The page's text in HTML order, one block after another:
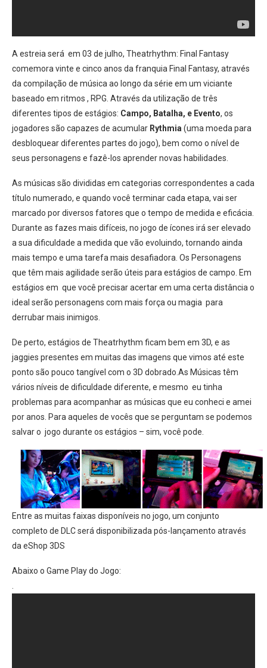
A estreia será em 03 de julho, Theatrhythm: Final Fantasy
comemora vinte e cinco anos da franquia Final Fantasy, através
da compilação de música ao longo da série em um viciante
baseado em ritmos , RPG. Através da utilização de três
diferentes tipos de estágios: Campo, Batalha, e Evento, os
jogadores são capazes de acumular Rythmia (uma moeda para
desbloquear diferentes partes do jogo), bem como o nível de
seus personagens e fazê-los aprender novas habilidades.
As músicas são divididas em categorias correspondentes a cada
título numerado, e quando você terminar cada etapa, vai ser
marcado por diversos fatores que o tempo de medida e eficácia.
Durante as fazes mais difíceis, no jogo de ícones irá ser elevado
a sua dificuldade a medida que vão evoluindo, tornando ainda
mais tempo e uma tarefa mais desafiadora. Os Personagens
que têm mais agilidade serão úteis para estágios de campo. Em
estágios em que você precisar acertar em uma certa distância o
ideal serão personagens com mais força ou magia para
derrubar mais inimigos.
De perto, estágios de Theatrhythm ficam bem em 3D, e as
jaggies presentes em muitas das imagens que vimos até este
ponto são pouco tangível com o 3D dobrado.As Músicas têm
vários níveis de dificuldade diferente, e mesmo eu tinha
problemas para acompanhar as músicas que eu conheci e amei
por anos. Para aqueles de vocês que se perguntam se podemos
salvar o jogo durante os estágios – sim, você pode.
Entre as muitas faixas disponíveis no jogo, um conjunto
completo de DLC será disponibilizada pós-lançamento através
da eShop 3DS
Abaixo o Game Play do Jogo: